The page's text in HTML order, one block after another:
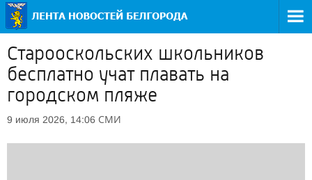
Старооскольских школьников
бесплатно учат плавать на
городском пляже
9 июля 2026, 14:06 СМИ